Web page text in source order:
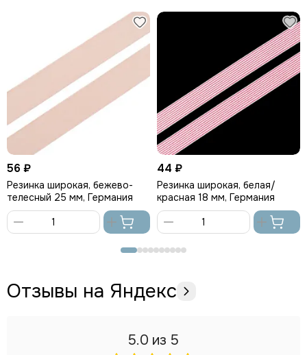
56 ₽
Резинка широкая, бежево-
телесный 25 мм, Германия
корзину
44 ₽
Резинка широкая, белая/
красная 18 мм, Германия
Отзывы на Яндекс
5.0 из 5